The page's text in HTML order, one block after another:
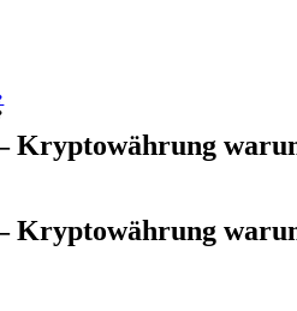
Kryptowährung
Kryptowährung